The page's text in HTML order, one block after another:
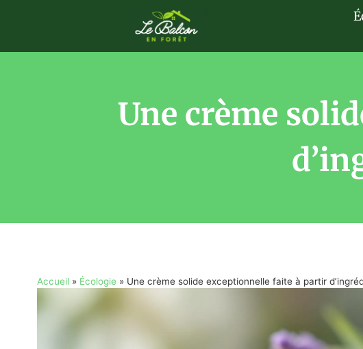
Une crème
Accueil» Écologie » Une crème solide exceptionnelle faite à partir